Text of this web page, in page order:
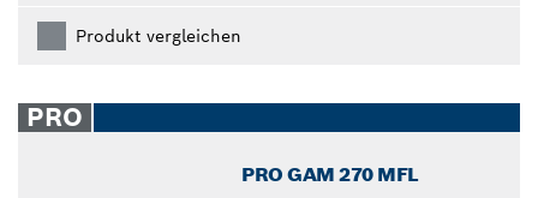
Produkt vergleichen
PRO
PRO GAM 270 MFL